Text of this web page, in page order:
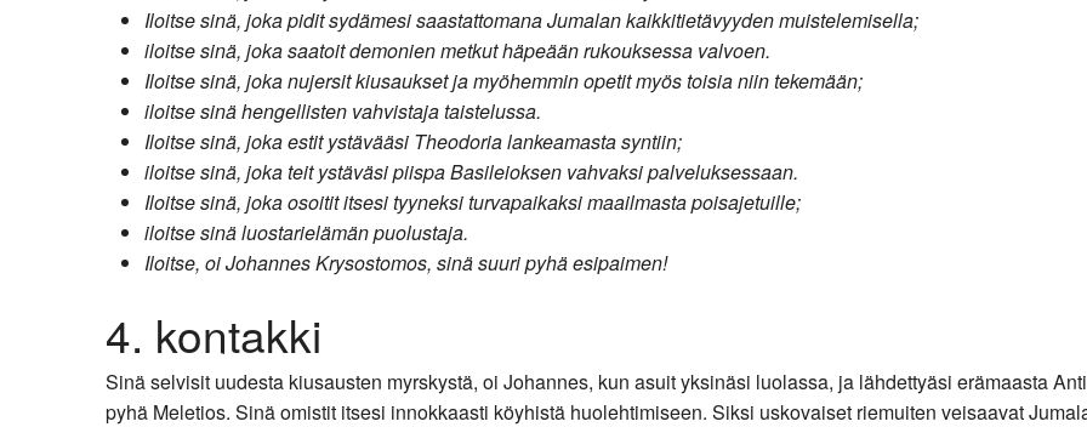
Iloitse sinä, joka pidit sydämesi saastattomana Jumalan kaikkitietävyyden muistelemisella;
iloitse sinä, joka saatoit demonien metkut häpeään rukouksessa valvoen.
Iloitse sinä, joka nujersit kiusaukset ja myöhemmin opetit myös toisia niin tekemään;
iloitse sinä hengellisten vahvistaja taistelussa.
Iloitse sinä, joka estit ystävääsi Theodoria lankeamasta syntiin;
iloitse sinä, joka teit ystäväsi piispa Basileioksen vahvaksi palveluksessaan.
Iloitse sinä, joka osoitit itsesi tyyneksi turvapaikaksi maailmasta poisajetuille;
iloitse sinä luostarielämän puolustaja.
Iloitse, oi Johannes Krysostomos, sinä suuri pyhä esipaimen!
4. kontakki
Sinä selvisit uudesta kiusausten myrskystä, oi Johannes, kun asuit yksinäsi luolassa, ja lähdettyäsi erämaasta
pyhä Meletios. Sinä omistit itsesi innokkaasti köyhistä huolehtimiseen. Siksi uskovaiset riemuiten veisaavat